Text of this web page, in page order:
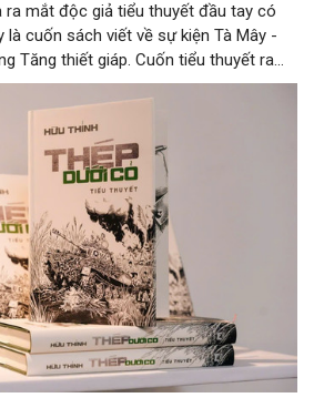
ra mắt độc giả tiểu thuyết đầu tay có
cuốn sách viết về sự kiện Tà Mây -
Tăng thiết giáp. Cuốn tiểu thuyết ra
quà tri ân không chỉ độc giả, mà còn
lính đã vĩnh viễn nằm lại trong lòng
chiến binh, những thương bệnh binh đã
lửa” đáng tự hào của mình.